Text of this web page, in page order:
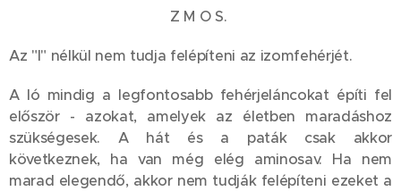
Z M O S.
Az "I" nélkül nem tudja felépíteni az izomfehérjét.
A ló mindig a legfontosabb fehérjeláncokat építi fel
először - azokat, amelyek az életben maradáshoz
szükségesek. A hát és a paták csak akkor
következnek, ha van még elég aminosav. Ha nem
marad elegendő, akkor nem tudják felépíteni ezeket a